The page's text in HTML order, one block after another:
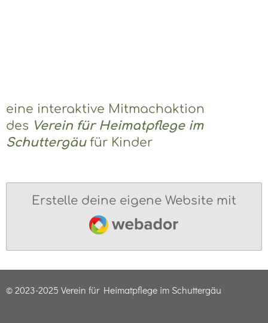
eine interaktive Mitmachaktion
des Verein für Heimatpflege im
Schuttergäu für Kinder
Erstelle deine eigene Website mit
Webador
© 2023-2025 Verein für Heimatpflege im Schuttergäu